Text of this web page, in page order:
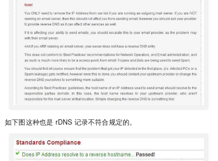
如下图这种也是 rDNS 记录不符合规定的。